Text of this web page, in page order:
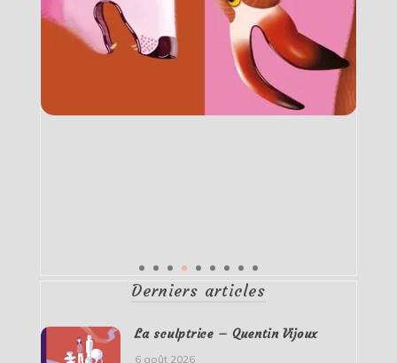
Derniers articles
La sculptrice – Quentin Vijoux
6 août 2026